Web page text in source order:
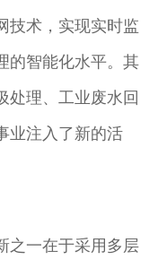
技术，实现实时监
的智能化水平。其
处理、工业废水回
业注入了新的活
之一在于采用多层